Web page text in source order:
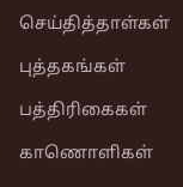
செய்தித்தாள்கள்
புத்தகங்கள்
பத்திரிகைகள்
காணொளிகள்